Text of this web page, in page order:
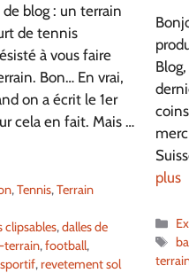
blog : un terrain
de tennis
à vous faire
Bon… En vrai,
on a écrit le 1er
cela en fait. Mais …
,Tennis,Terrain
clipsables,dalles de
terrain,football,
,revetement sol
plus